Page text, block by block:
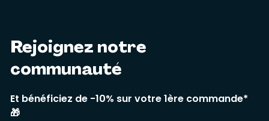
Rejoignez notre
communauté
Et bénéficiez de -10% sur votre 1ère commande*
🎁